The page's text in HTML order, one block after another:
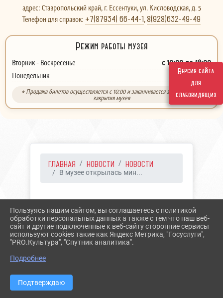
Версия сайта
для
слабовидящих
адрес: Ставропольский край, г. Ессентуки, ул. Кисловодская, д. 5
Телефон для справок: +7(87934) 66-44-1,8(928)632-49-49
Режим работы музея
Вторник - Воскресенье с 10:00 до 18:00
Понедельник выходной
* Продажа билетов осуществляется с 10:00 и заканчивается за 30 минут до
закрытия музея
ГЛАВНАЯ НОВОСТИ НОВОСТИ
В музее открылась мин...
В МУЗЕЕ ОТКРЫЛАСЬ
МИНИ-ВЫСТАВКА,
ПОСВЯЩЕННАЯ 35 - ОЙ
СОВЕТСКИХ ВОЙСК ИЗ
Пользуясь нашим сайтом, вы соглашаетесь с политикой
обработки персональных данных а также с тем что наш веб-
сайт и другие подключенные к веб-сайту сторонние сервисы
используют cookies такие как Яндекс Метрика, "Госуслуги",
"PRO.Культура", "Спутник аналитика".
Подробнее
Подтверждаю